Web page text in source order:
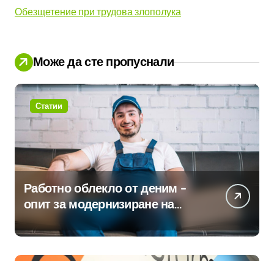
Обезщетение при трудова злополука
Може да сте пропуснали
Статии
Работно облекло от деним –
опит за модернизиране на
традицията